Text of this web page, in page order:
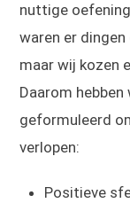
nuttige
waren er
maar wij kozen
Daarom hebben
geformuleerd
verlopen:
Positieve